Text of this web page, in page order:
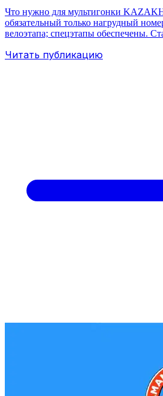
Что нужно для мультигонки
обязательный только нагрудный
велоэтапа; спецэтапы обеспечены.
Читать публикацию